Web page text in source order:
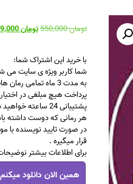
تومان550,000
قیمت
بود.
تومان499,000
با خرید این اشتراک شما:
شما کاربر ویژه ی سایت می
به مدت 3 ماه
پرداخت هیچ مبلغی در
پشتیبانی 24 ساعته خواهید داشت برای راهنمایی و معرفی رمان
هر رمانی که دوست داشته
در صورت تایید نویسنده با
قرار میگیره .
برای اطلاعات بیشتر
اشتراک
همین الان دانلود میکنم